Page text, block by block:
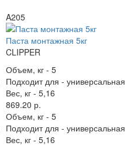
A205
Паста монтажная 5кг
CLIPPER
Объем, кг - 5
Подходит для - универсальная
Вес, кг - 5,16
869.20 р.
Объем, кг - 5
Подходит для - универсальная
Вес, кг - 5,16